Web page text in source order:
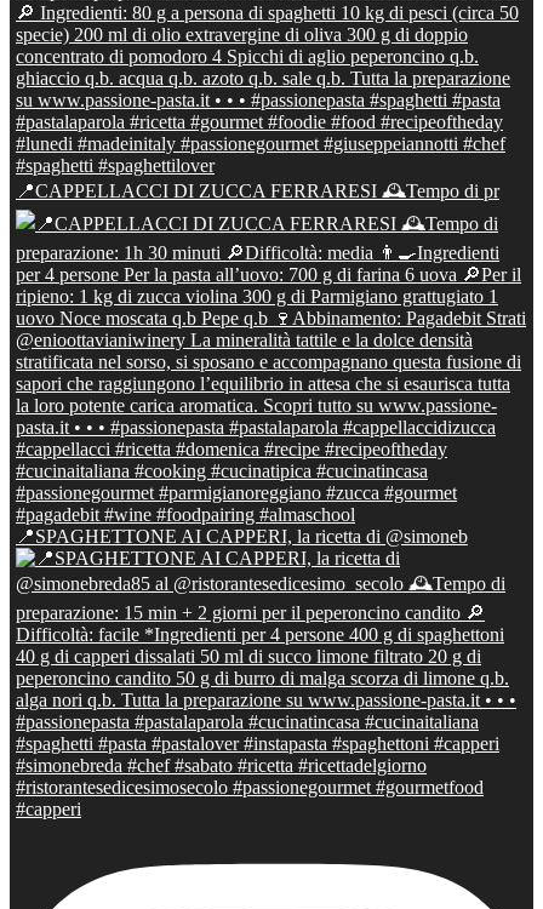
📍CAPPELLACCI DI ZUCCA FERRARESI 🕰Tempo di pr
📍SPAGHETTONE AI CAPPERI, la ricetta di @simoneb